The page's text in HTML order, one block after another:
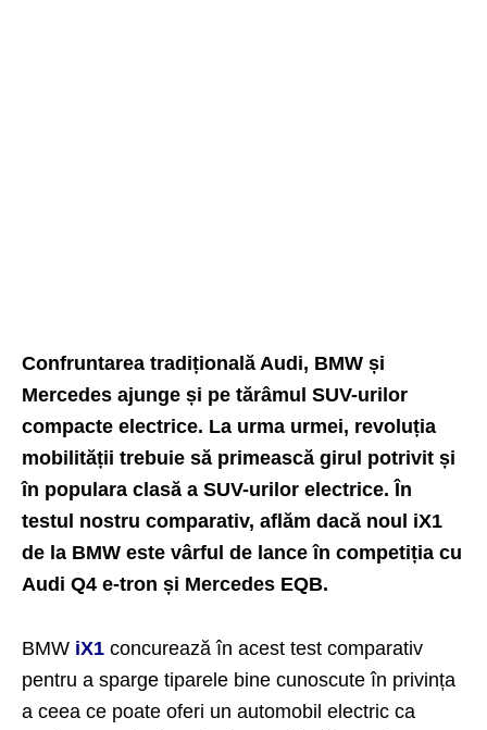
Confruntarea tradițională Audi, BMW și
Mercedes ajunge și pe tărâmul SUV-urilor
compacte electrice. La urma urmei, revoluția
mobilității trebuie să primească girul potrivit și
în populara clasă a SUV-urilor electrice. În
testul nostru comparativ, aflăm dacă noul iX1
de la BMW este vârful de lance în competiția cu
Audi Q4 e-tron și Mercedes EQB.
BMW iX1 concurează în acest test comparativ
pentru a sparge tiparele bine cunoscute în privința
a ceea ce poate oferi un automobil electric ca